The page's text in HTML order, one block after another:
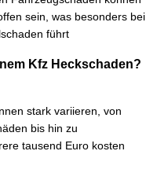
sein, was besonders bei
führt
Kfz Heckschaden?
stark variieren, von
bis hin zu
tausend Euro kosten